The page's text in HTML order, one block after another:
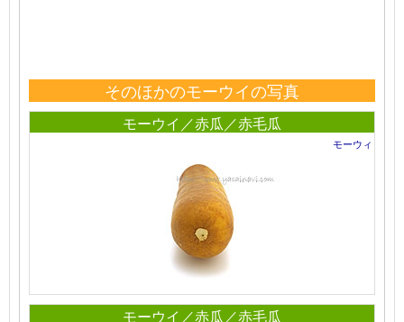
そのほかのモーウイの写真
モーウイ／赤瓜／赤毛瓜
モーウィ
モーウイ／赤瓜／赤毛瓜